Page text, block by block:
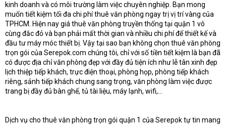
kinh doanh và có môi trường làm việc chuyên nghiệp. Bạn mong
muốn tiết kiệm tối đa chi phí thuê văn phòng ngay trị vị trí vàng của
TPHCM. Hiện nay giá thuê văn phòng truyền thống tại quận 1 vô
cùng đắc đỏ và bạn phải mất thời gian và nhiều chi phí để thiết kế và
đầu tư máy móc thiết bị. Vậy tại sao bạn không chọn thuê văn phòng
trọn gói của Serepok.com chúng tôi, chỉ với số tiền tiết kiệm là bạn đã
có được địa chỉ văn phòng đẹp với đầy đủ tiện ích như lễ tân xinh đẹp
lịch thiệp tiếp khách, trực điện thoại, phòng họp, phòng tiếp khách
riêng, sảnh tiếp khách chung sang trọng, văn phòng làm việc được
trang bị đầy đủ bàn ghế, tủ tài liệu, máy lạnh, wifi,…
Dịch vụ cho thuê văn phòng trọn gói quận 1 của Serepok tự tin mang